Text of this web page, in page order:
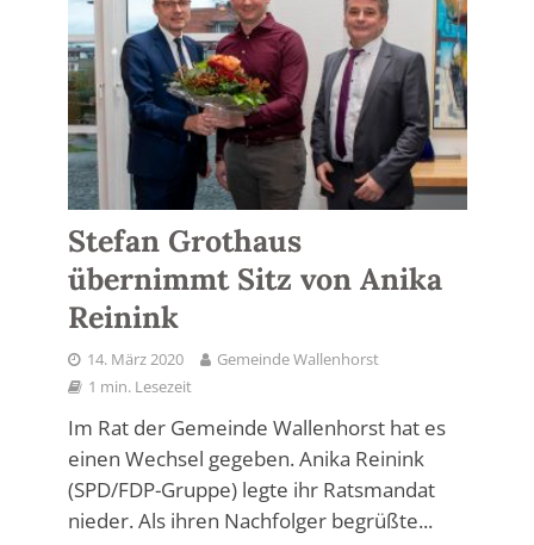
Stefan Grothaus
übernimmt Sitz von Anika
Reinink
14. März 2020
Gemeinde Wallenhorst
1 min. Lesezeit
Im Rat der Gemeinde Wallenhorst hat es
einen Wechsel gegeben. Anika Reinink
(SPD/FDP-Gruppe) legte ihr Ratsmandat
nieder. Als ihren Nachfolger begrüßte...